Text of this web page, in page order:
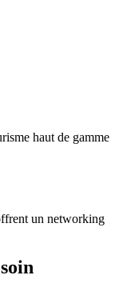
haut de gamme
un networking